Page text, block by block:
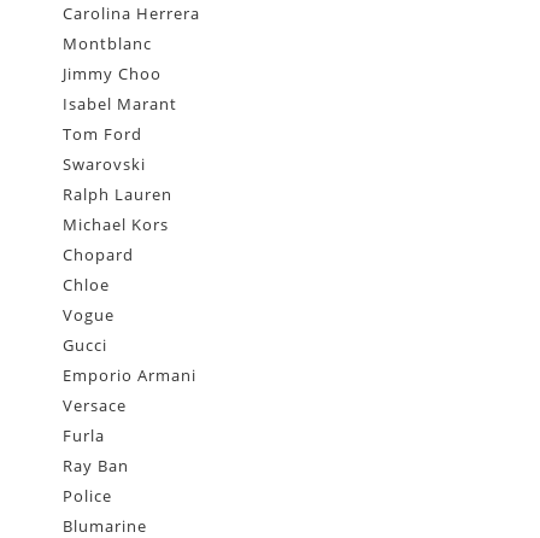
Carolina Herrera
Montblanc
Jimmy Choo
Isabel Marant
Tom Ford
Swarovski
Ralph Lauren
Michael Kors
Chopard
Chloe
Vogue
Gucci
Emporio Armani
Versace
Furla
Ray Ban
Police
Blumarine